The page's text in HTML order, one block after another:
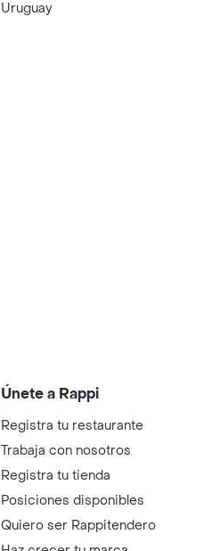
Uruguay
Únete a Rappi
Registra tu restaurante
Trabaja con nosotros
Registra tu tienda
Posiciones disponibles
Quiero ser Rappitendero